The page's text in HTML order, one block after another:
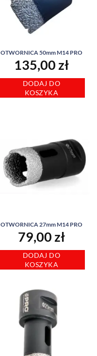
OTWORNICA 50mm M14 PRO
135,00 zł
DODAJ DO
KOSZYKA
OTWORNICA 27mm M14 PRO
79,00 zł
DODAJ DO
KOSZYKA